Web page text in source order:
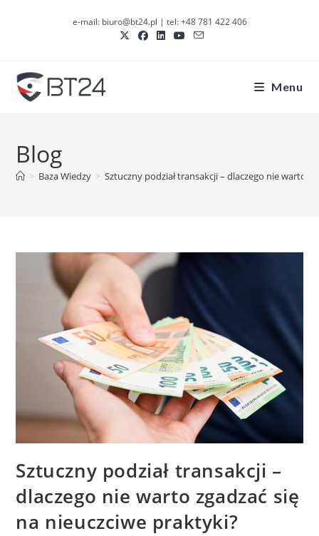
e-mail: biuro@bt24.pl | tel: +48 781 422 406
Menu
Blog
> Baza Wiedzy > Sztuczny podział transakcji – dlaczego nie warto
Sztuczny podział transakcji –
dlaczego nie warto zgadzać się
na nieuczciwe praktyki?